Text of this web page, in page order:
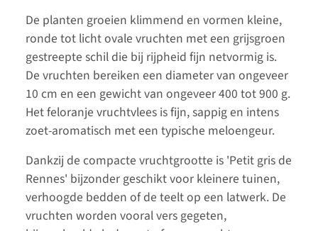
De planten groeien klimmend en vormen kleine,
ronde tot licht ovale vruchten met een grijsgroen
gestreepte schil die bij rijpheid fijn netvormig is.
De vruchten bereiken een diameter van ongeveer
10 cm en een gewicht van ongeveer 400 tot 900 g.
Het feloranje vruchtvlees is fijn, sappig en intens
zoet-aromatisch met een typische meloengeur.
Dankzij de compacte vruchtgrootte is 'Petit gris de
Rennes' bijzonder geschikt voor kleinere tuinen,
verhoogde bedden of de teelt op een latwerk. De
vruchten worden vooral vers gegeten,